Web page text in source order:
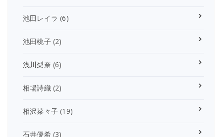
池田レイラ (6)
池田桃子(2)
浅川梨奈 (6)
相場詩織 (2)
相沢菜々子 (19)
石井優希(3)